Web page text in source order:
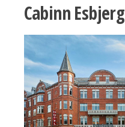
Cabinn Esbjerg